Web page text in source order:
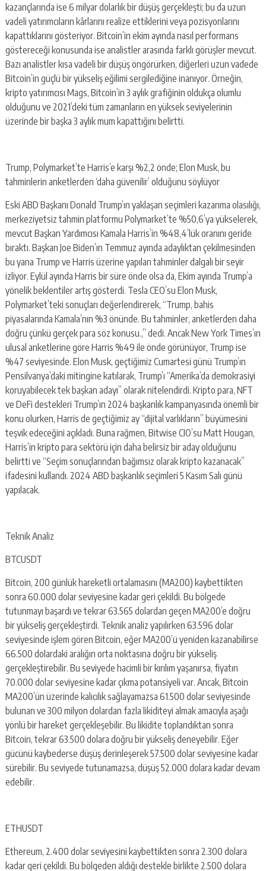
kazançlarında ise 6 milyar dolarlık bir düşüş gerçekleşti; bu da uzun
vadeli yatırımcıların kârlarını realize ettiklerini veya pozisyonlarını
kapattıklarını gösteriyor. Bitcoin’in ekim ayında nasıl performans
göstereceği konusunda ise analistler arasında farklı görüşler mevcut.
Bazı analistler kısa vadeli bir düşüş öngörürken, diğerleri uzun vadede
Bitcoin’in güçlü bir yükseliş eğilimi sergilediğine inanıyor. Örneğin,
kripto yatırımcısı Mags, Bitcoin’in 3 aylık grafiğinin oldukça olumlu
olduğunu ve 2021’deki tüm zamanların en yüksek seviyelerinin
üzerinde bir başka 3 aylık mum kapattığını belirtti.
Trump, Polymarket’te Harris’e karşı %2,2 önde; Elon Musk, bu
tahminlerin anketlerden ‘daha güvenilir’ olduğunu söylüyor
Eski ABD Başkanı Donald Trump’ın yaklaşan seçimleri kazanma olasılığı,
merkeziyetsiz tahmin platformu Polymarket’te %50,6’ya yükselerek,
mevcut Başkan Yardımcısı Kamala Harris’in %48,4’lük oranını geride
bıraktı. Başkan Joe Biden’ın Temmuz ayında adaylıktan çekilmesinden
bu yana Trump ve Harris üzerine yapılan tahminler dalgalı bir seyir
izliyor. Eylül ayında Harris bir süre önde olsa da, Ekim ayında Trump’a
yönelik beklentiler artış gösterdi. Tesla CEO’su Elon Musk,
Polymarket’teki sonuçları değerlendirerek, “Trump, bahis
piyasalarında Kamala’nın %3 önünde. Bu tahminler, anketlerden daha
doğru çünkü gerçek para söz konusu.,” dedi. Ancak New York Times’ın
ulusal anketlerine göre Harris %49 ile önde görünüyor, Trump ise
%47 seviyesinde. Elon Musk, geçtiğimiz Cumartesi günü Trump’ın
Pensilvanya’daki mitingine katılarak, Trump’ı “Amerika’da demokrasiyi
koruyabilecek tek başkan adayı” olarak nitelendirdi. Kripto para, NFT
ve DeFi destekleri Trump’ın 2024 başkanlık kampanyasında önemli bir
konu olurken, Harris de geçtiğimiz ay “dijital varlıkların” büyümesini
teşvik edeceğini açıkladı. Buna rağmen, Bitwise CIO’su Matt Hougan,
Harris’in kripto para sektörü için daha belirsiz bir aday olduğunu
belirtti ve “Seçim sonuçlarından bağımsız olarak kripto kazanacak”
ifadesini kullandı. 2024 ABD başkanlık seçimleri 5 Kasım Salı günü
yapılacak.
Teknik Analiz
BTCUSDT
Bitcoin, 200 günlük hareketli ortalamasını (MA200) kaybettikten
sonra 60.000 dolar seviyesine kadar geri çekildi. Bu bölgede
tutunmayı başardı ve tekrar 63.565 dolardan geçen MA200’e doğru
bir yükseliş gerçekleştirdi. Teknik analiz yapılırken 63.596 dolar
seviyesinde işlem gören Bitcoin, eğer MA200’ü yeniden kazanabilirse
66.500 dolardaki aralığın orta noktasına doğru bir yükseliş
gerçekleştirebilir. Bu seviyede hacimli bir kırılım yaşanırsa, fiyatın
70.000 dolar seviyesine kadar çıkma potansiyeli var. Ancak, Bitcoin
MA200’ün üzerinde kalıcılık sağlayamazsa 61.500 dolar seviyesinde
bulunan ve 300 milyon dolardan fazla likiditeyi almak amacıyla aşağı
yönlü bir hareket gerçekleşebilir. Bu likidite toplandıktan sonra
Bitcoin, tekrar 63.500 dolara doğru bir yükseliş deneyebilir. Eğer
gücünü kaybederse düşüş derinleşerek 57.500 dolar seviyesine kadar
sürebilir. Bu seviyede tutunamazsa, düşüş 52.000 dolara kadar devam
edebilir.
ETHUSDT
Ethereum, 2.400 dolar seviyesini kaybettikten sonra 2.300 dolara
kadar geri çekildi. Bu bölgeden aldığı destekle birlikte 2.500 dolara